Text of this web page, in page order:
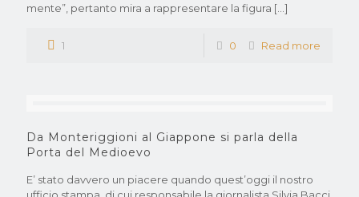
mente”, pertanto mira a rappresentare la figura […]
1 0 Read more
Da Monteriggioni al Giappone si parla della
Porta del Medioevo
E’ stato davvero un piacere quando quest’oggi il nostro